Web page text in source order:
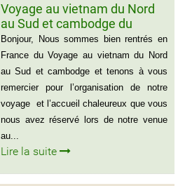
Voyage au vietnam du Nord
au Sud et cambodge du
groupe de Emilie CHAU – 6
personnes (21 jours)
Bonjour, Nous sommes bien rentrés en
France du Voyage au vietnam du Nord
au Sud et cambodge et tenons à vous
remercier pour l’organisation de notre
voyage et l’accueil chaleureux que vous
nous avez réservé lors de notre venue
au...
Lire la suite